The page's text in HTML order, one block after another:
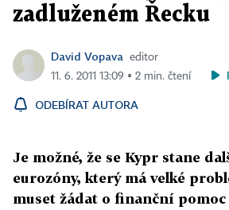
zadluženém Řecku
David Vopava
editor
11. 6. 2011 13:09 ▪ 2 min. čtení
ODEBÍRAT AUTORA
Je možné, že se Kypr stane
eurozóny, který má velké
muset žádat o finanční